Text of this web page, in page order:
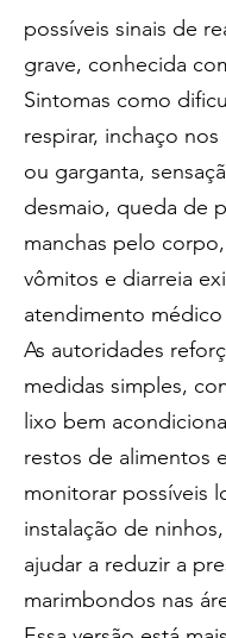
possíveis sinais de
grave, conhecida
Sintomas como
respirar, inchaço
ou garganta,
desmaio, queda de
manchas pelo
vômitos e diarreia
atendimento
As autoridades
medidas simples,
lixo bem
restos de alimentos
monitorar possíveis
instalação de
ajudar a reduzir a
marimbondos nas